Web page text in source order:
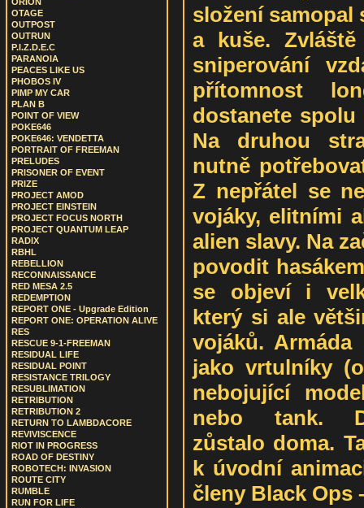
OTAGE
OUTPOST
OUTRUN
P.I.Z.D.E.C
PARANOIA
PEACES LIKE US
PHOBOS IV
PIMP MY CAR
PLAN B
POINT OF VIEW
POKE646
POKE646: VENDETTA
PORTRAIT OF FREEMAN
PRELUDES
PRISONER OF EVENT
PRIZE
PROJECT AMOD
PROJECT EINSTEIN
PROJECT FOCUS NORTH
PROJECT QUANTUM LEAP
RADIX
RBHL
REBELLION
RECONNAISSANCE
RED MESA 2.5
REDEMPTION
REPORT ONE - Upgrade Edition
REPORT ONE: OPERATION ALIVE
RES
RESCUE 9-1-FREEMAN
RESIDUAL LIFE
RESIDUAL POINT
RESISTANCE TRILOGY
RESUBLIMATION
RETRIBUTION
RETRIBUTION 2
RETURN TO LAMBDACORE
REVIVISCENCE
RIOT IN PROGRESS
ROAD OF DESTINY
ROBOTECH: INVASION
ROUTE CITY
RUMBLE
RUN FOR LIFE
složení samopal
a kuše.
sniperování
přítomnost
dostanete spolu
Na druhou
nutně
Z nepřátel se
vojáky, elitními
alien slavy. Na
povodit
se objeví i
který si ale
vojáků.
jako vrtulníky
nebojující
nebo tank.
zůstalo doma.
k úvodní
členy Black Ops